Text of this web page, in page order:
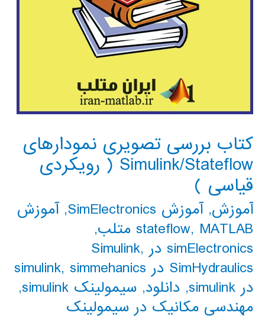
کتاب بررسی تصویری نمودارهای
Simulink/Stateflow ( رویکردی
قیاسی )
آموزش,آموزش SimElectronics ,آموزش
stateflow, MATLAB متلب
,
simElectronics در Simulink
,
SimHydraulics در simulink
, simmehanics
در simulink
, دانلود, سیمولینک simulink
,
مهندسی مکانیک در سیمولینک